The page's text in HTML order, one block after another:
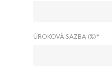
ÚROKOVÁ SAZBA (%)*